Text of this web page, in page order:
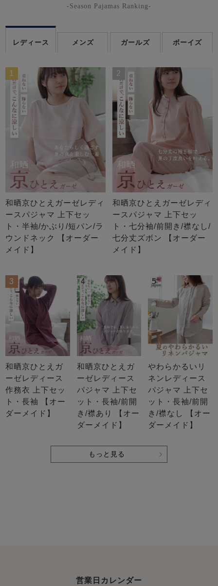
-Season Pajamas Ranking-
レディース メンズ ガールズ ボーイズ
1
和晒京ひとえガーゼレディ
ースパジャマ 上下セッ
ト・半袖/かぶり/短パン/ラ
ウンドネック 【オーダー
メイド】
2
和晒京ひとえガーゼレディ
ースパジャマ 上下セッ
ト・七分袖/前開き/襟なし/
七分丈ズボン 【オーダー
メイド】
3
和晒京ひとえガ
ーゼレディース
作務衣 上下セッ
ト・長袖 【オー
ダーメイド】
4
和晒京ひとえガ
ーゼレディース
パジャマ 上下セ
ット・長袖/前開
き/襟あり 【オー
ダーメイド】
5
やわらかるいリ
ネンレディース
パジャマ 上下セ
ット・長袖/前開
き/襟なし 【オー
ダーメイド】
もっと見る
営業日カレンダー